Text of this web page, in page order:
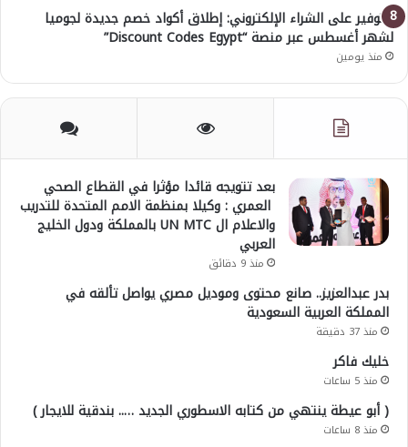
للتوفير على الشراء الإلكتروني: إطلاق أكواد خصم جديدة لجوميا
لشهر أغسطس عبر منصة “Discount Codes Egypt”
منذ يومين
بعد تتويجه قائدا مؤثرا في القطاع الصحي
العمري : وكيلا بمنظمة الامم المتحدة للتدريب
والاعلام ال UN MTC بالمملكة ودول الخليج
العربي
منذ 9 دقائق
بدر عبدالعزيز.. صانع محتوى وموديل مصري يواصل تألقه في
المملكة العربية السعودية
منذ 37 دقيقة
خليك فاكر
منذ 5 ساعات
( أبو عيطة ينتهي من كتابه الاسطوري الجديد ….. بندقية للايجار )
منذ 8 ساعات